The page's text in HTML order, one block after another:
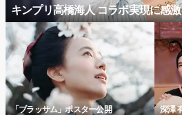
キンプリ高橋海人 コラボ実現に感激
「ブラッサム」ポスター公開 深澤